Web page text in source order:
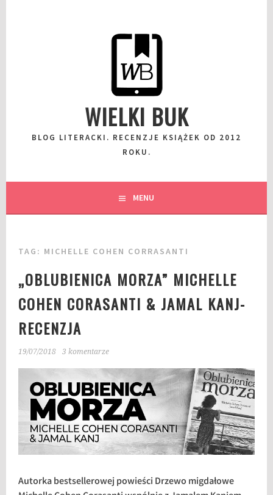
WIELKI BUK
BLOG LITERACKI. RECENZJE KSIĄŻEK OD 2012
ROKU.
MENU
TAG: MICHELLE COHEN CORRASANTI
„OBLUBIENICA MORZA” MICHELLE
COHEN CORASANTI & JAMAL KANJ-
RECENZJA
19/07/2018 3 komentarze
Autorka bestsellerowej powieści Drzewo migdałowe